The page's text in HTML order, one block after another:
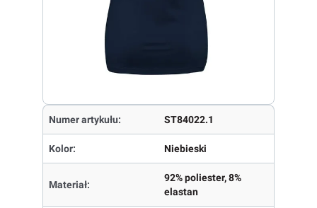
Numer artykułu: ST84022.1
Kolor: Niebieski
Materiał:
92% poliester, 8%
elastan